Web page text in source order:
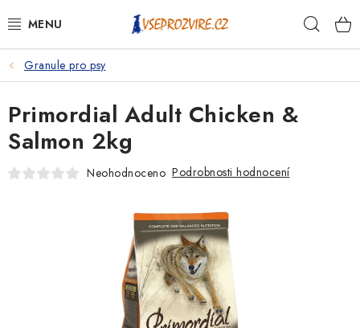
na
PSI
KOČKY
KONĚ
KRÁLÍCI/HLODAVCI/PTÁCI
Granule pro psy
Primordial Adult Chicken &
Salmon 2kg
Neohodnoceno Podrobnosti hodnocení